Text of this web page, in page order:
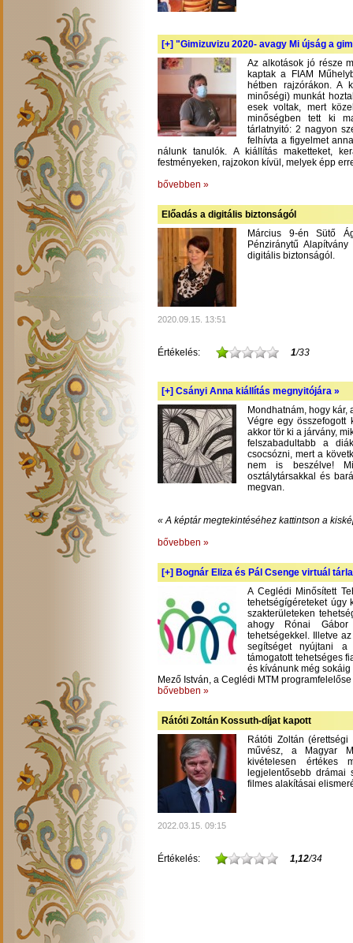
[+] "Gimizuvizu 2020- avagy Mi újság a
Az alkotások jó része
kaptak a FIAM
hétben rajzórákon. A
minőségi) munkát
esek voltak, mert
minőségben tett ki
tárlatnyitó: 2 nagyon
felhívta a figyelmet
nálunk tanulók. A kiállítás maketteket,
festményeken, rajzokon kívül, melyek épp
bővebben »
Előadás a digitális biztonságól
Március 9-én Sütő
Pénziránytű
digitális biztonságól.
2020.09.15. 13:51
Értékelés: 1/33
[+] Csányi Anna kiállítás megnyitójára »
Mondhatnám, hogy kár,
Végre egy összefogott
akkor tör ki a járvány,
felszabadultabb a
csocsózni, mert a
nem is beszélve!
osztálytársakkal és
megvan.
« A képtár megtekintéséhez kattintson a
bővebben »
[+] Bognár Eliza és Pál Csenge virtuál
A Ceglédi Minősített
tehetségígéreteket úgy
szakterületeken
ahogy Rónai Gábor
tehetségekkel. Illetve
segítséget nyújtani a
támogatott tehetséges
és kívánunk még
Mező István, a Ceglédi MTM programfelelőse
bővebben »
Rátóti Zoltán Kossuth-díjat kapott
Rátóti Zoltán
művész, a Magyar
kivételesen értékes
legjelentősebb drámai
filmes alakításai
2022.03.15. 09:15
Értékelés: 1,12/34